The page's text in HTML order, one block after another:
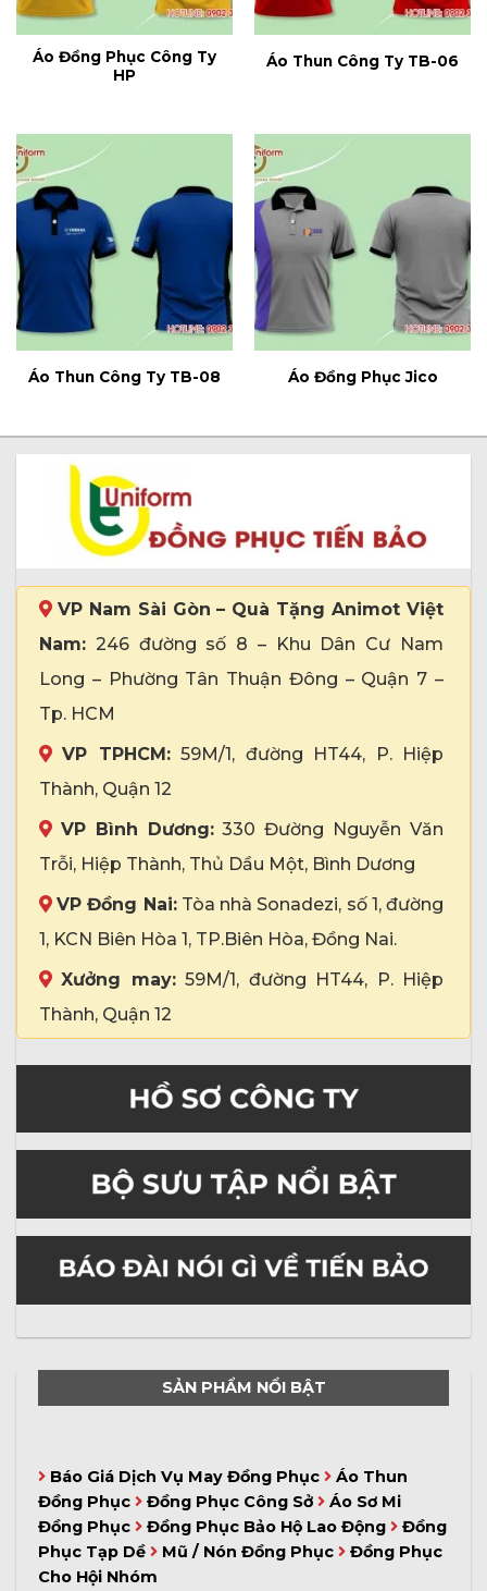
Áo Đồng Phục Công Ty
HP
Áo Thun Công Ty TB-06
Áo Thun Công Ty TB-08 Áo Đồng Phục Jico
VP Nam Sài Gòn – Quà Tặng Animot Việt
Nam: 246 đường số 8 – Khu Dân Cư Nam
Long – Phường Tân Thuận Đông – Quận 7 –
Tp. HCM
VP TPHCM:59M/1, đường HT44, P. Hiệp
Thành, Quận 12
VP Bình Dương:330 Đường Nguyễn Văn
Trỗi, Hiệp Thành, Thủ Dầu Một, Bình Dương
VP Đồng Nai:Tòa nhà Sonadezi, số 1, đường
1, KCN Biên Hòa 1, TP.Biên Hòa, Đồng Nai.
Xưởng may:59M/1, đường HT44, P. Hiệp
Thành, Quận 12
SẢN PHẨM NỔI BẬT
Báo Giá Dịch Vụ May Đồng Phục
Áo Thun
Đồng Phục
Đồng Phục Công Sở
Áo Sơ Mi
Đồng Phục
Đồng Phục Bảo Hộ Lao Động
Đồng
Phục Tạp Dề
Mũ / Nón Đồng Phục
Đồng Phục
Cho Hội Nhóm